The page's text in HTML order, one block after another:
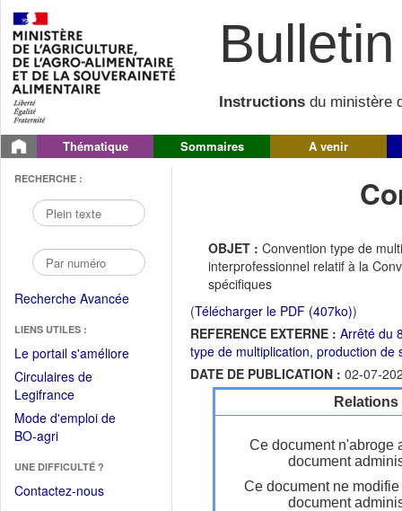
Instructions du ministère
Thématique Sommaires A venir
RECHERCHE :
Recherche Avancée
LIENS UTILES :
Le portail s'améliore(Fichier
Circulaires de
Legifrance(Ouvrir
dans
une
fenêtre)
Mode d'emploi de
BO-agri(Ouvrir
une
nouvelle
UNE DIFFICULTÉ ?
Contactez-nous
OBJET : Convention type de
interprofessionnel relatif à la
spécifiques
(Télécharger le PDF (407ko))
REFERENCE EXTERNE : Arrêté du
type de multiplication, production
DATE DE PUBLICATION : 02-07-
Ce document n'abroge
document
Ce document ne
document